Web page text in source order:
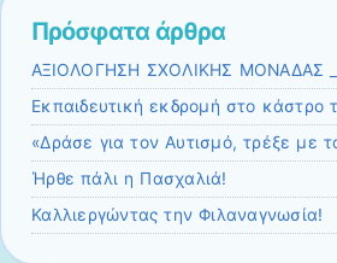
Πρόσφατα άρθρα
ΑΞΙΟΛΟΓΗΣΗ ΣΧΟΛΙΚΗΣ ΜΟΝΑΔΑΣ
Εκπαιδευτική εκδρομή στο κάστρο
«Δράσε για τον Αυτισμό, τρέξε με
Ήρθε πάλι η Πασχαλιά!
Καλλιεργώντας την Φιλαναγνωσία!